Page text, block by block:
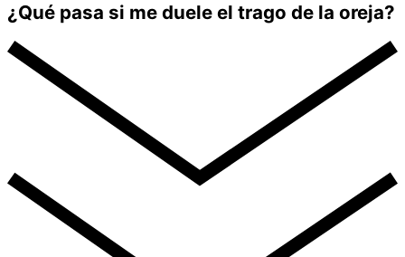
¿Qué pasa si me duele el trago de la oreja?